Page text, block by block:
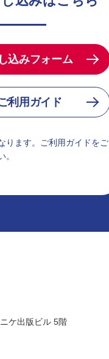
込みフォーム
利用ガイド
ります。ご利用ガイドをご
。
ケ出版ビル 5階